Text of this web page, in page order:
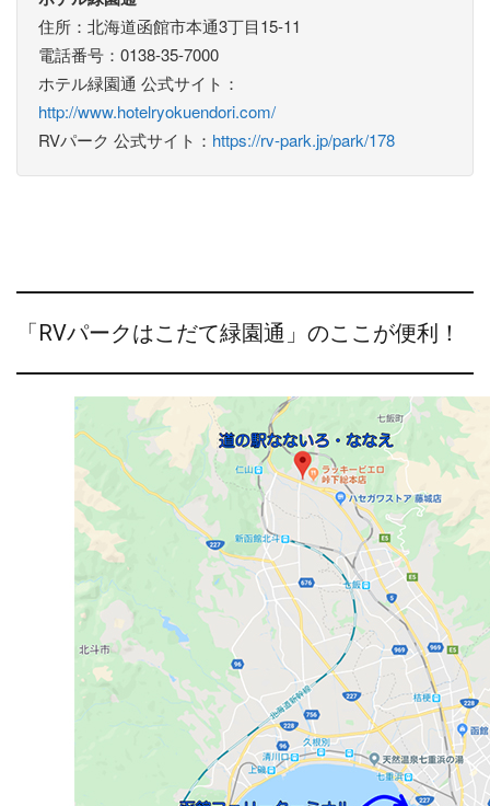
住所：北海道函館市本通3丁目15-11
電話番号：0138-35-7000
ホテル緑園通 公式サイト：
http://www.hotelryokuendori.com/
RVパーク 公式サイト： https://rv-park.jp/park/178
「RVパークはこだて緑園通」のここが便利！